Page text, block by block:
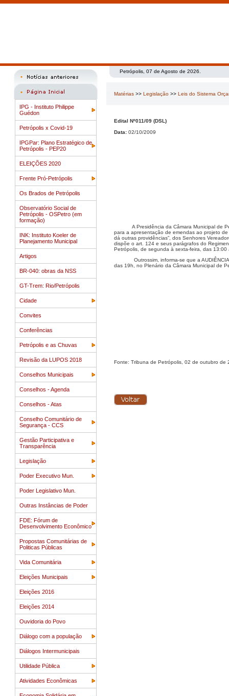
IPG - Instituto Philippe
Guédon
Petrópolis x Covid-19
IPGPar: Plano Estratégico de
Petrópolis - PEP20
ELEIÇÕES 2020
Frente Pró-Petrópolis
Os Brados de Petrópolis
Observatório Social de
Petrópolis - OSPetro (em
formação)
INK: Instituto Koeler de
Planejamento Municipal
Artigos
BR-040: obras da NSS
GT-Trem: Rio/Petrópolis
Cidade
Convites
Conferências
Petrópolis e as Chuvas
Revisão da LUPOS 2018
Conselhos Municipais
Conselhos - Agenda
Conselhos - Atas
Conselho Comunitário de
Segurança - CCS
Gestão Participativa e
Transparência
Legislação
Poder Executivo Mun.
Poder Legislativo Mun.
Outras Instâncias de Poder
FDE: Fórum de
Desenvolvimento Econômico
Propostas Comunitárias de
Politicas Públicas
Vida Comunitária
Eleições Municipais
Eleições 2016
Eleições 2014
Ouvidoria do Povo
Diálogo com a população
Diálogos Intermunicipais
Utilidade Pública
Atividades Econômicas
Petrópolis, 07 de Agosto de 2026.
Matérias >> Legislação >> Leis do Sistema
Edital Nº011/09 (DSL)
Data: 02/10/2009
A Presidência da Câmara Municipal de
para a apresentação de emendas ao projeto
dá outras providências”, dos Senhores
dispõe o art. 124 e seus parágrafos do
Petrópolis, de segunda à sexta-feira, das 13:00
Outrossim, informa-se que a
das 19h, no Plenário da Câmara Municipal de
Fonte: Tribuna de Petrópolis, 02 de outubro de